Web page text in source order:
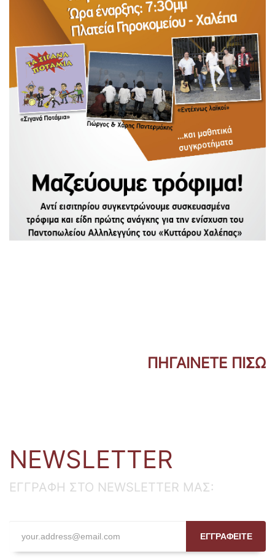
ΠΗΓΑΙΝΕΤΕ ΠΙΣΩ
NEWSLETTER
ΕΓΓΡΑΦΗ ΣΤΟ NEWSLETTER ΜΑΣ:
ΕΓΓΡΑΦΕΙΤΕ